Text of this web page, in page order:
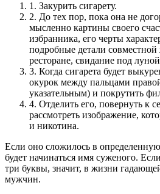
1. Закурить сигарету.
2. До тех пор, пока она не
мысленно картины своего
избранника, его черты
подробные детали
ресторане, свидание под
3. Когда сигарета будет
окурок между пальцами
указательным) и покрутить
4. Отделить его, повернуть к
рассмотреть изображение,
и никотина.
Если оно сложилось в
будет начинаться имя суженого.
три буквы, значит, в жизни
мужчин.